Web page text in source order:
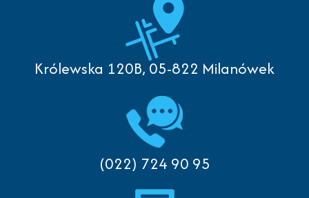
Królewska 120B, 05-822 Milanówek
(022) 724 90 95